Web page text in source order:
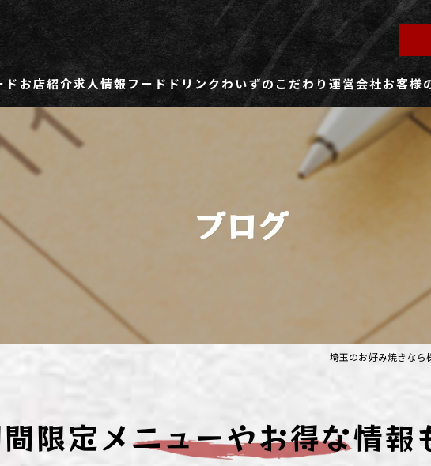
ド お店紹介
わいず所沢店
わいずふじみ野店
わいず春日部店
わいず三芳店
わいず桶川店
求人情報フード ドリンクわいずのこだわり運営会社お客様
ブログ
埼玉のお好み焼きなら
限定メニューやお得な情報